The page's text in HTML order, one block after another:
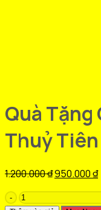
Quà Tặng
Thuỷ Tiên
1.200.000₫Giá
950.000₫
Quà